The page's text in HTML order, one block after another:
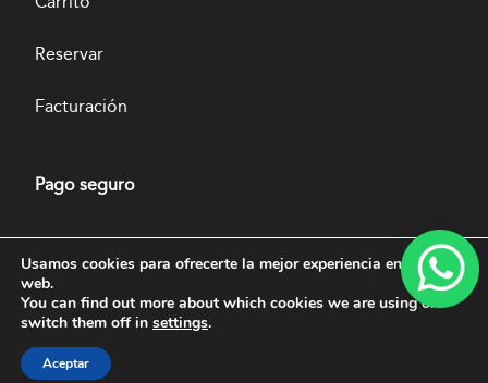
Reservar
Facturación
Pago seguro
Usamos cookies para ofrecerte la mejor experiencia en nuestra
web.
You can find out more about which cookies we are using or
switch them off in settings.
Aceptar